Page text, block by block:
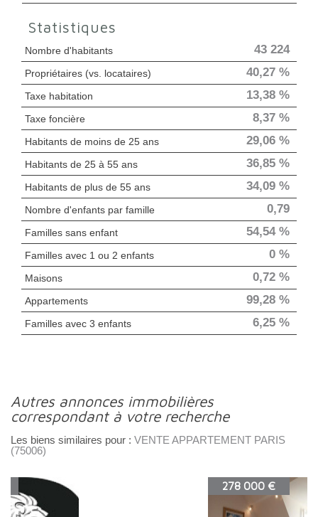
Statistiques
Nombre d'habitants 43 224
Propriétaires (vs. locataires) 40,27 %
Taxe habitation 13,38 %
Taxe foncière 8,37 %
Habitants de moins de 25 ans 29,06 %
Habitants de 25 à 55 ans 36,85 %
Habitants de plus de 55 ans 34,09 %
Nombre d'enfants par famille 0,79
Familles sans enfant 54,54 %
Familles avec 1 ou 2 enfants 0 %
Maisons 0,72 %
Appartements 99,28 %
Familles avec 3 enfants 6,25 %
autres annonces immobilières
correspondant à votre recherche
Les biens similaires pour : VENTE APPARTEMENT PARIS
(75006)